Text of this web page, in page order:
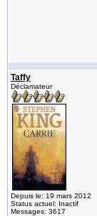
Taffy
Déclamateur
Depuis le: 19 mars 2012
Status actuel: Inactif
Messages: 3617